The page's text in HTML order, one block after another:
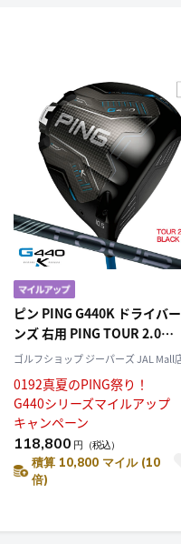
ピン PING G440K ドライバ
ンズ 右用 PING TOUR 2.0
BLACK 65 カーボン 2026年モ
ゴルフクラブ 右用 右打ち 右
ゴルフショップ ジーパーズ JAL Mall
0192真夏のPING祭り！
G440シリーズマイルアップ
キャンペーン
118,800 円 （税込）
積算 10,800 マイル (10
倍)